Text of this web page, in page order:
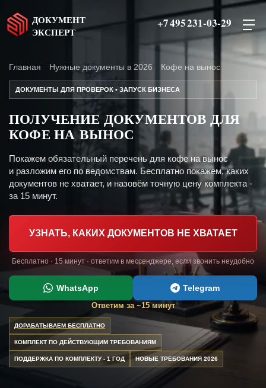
ДОКУМЕНТ
ЭКСПЕРТ
+7 495 231-03-29
Главная Нужные документы в 2026 Кофе на вынос
ДОКУМЕНТЫ ДЛЯ ПРОВЕРОК • ЗАПУСК БИЗНЕСА
ПОЛУЧЕНИЕ ДОКУМЕНТОВ ДЛЯ
КОФЕ НА ВЫНОС
Покажем обязательный перечень для кофе на вынос
и разложим его по ведомствам. Бесплатно покажем, каких
документов не хватает, и назовём точную цену комплекта -
за 15 минут.
УЗНАТЬ, КАКИХ ДОКУМЕНТОВ НЕ ХВАТАЕТ
Бесплатно · 15 минут · ответим в мессенджере, если звонить неудобно
WhatsApp Telegram
Ответим за ~15 минут
ДОРАБАТЫВАЕМ БЕСПЛАТНО
КОМПЛЕКТ ПО ДЕЙСТВУЮЩИМ ТРЕБОВАНИЯМ
ПОДДЕРЖКА ПО КОМПЛЕКТУ - 1 ГОД НОВЫЕ ТРЕБОВАНИЯ 2026